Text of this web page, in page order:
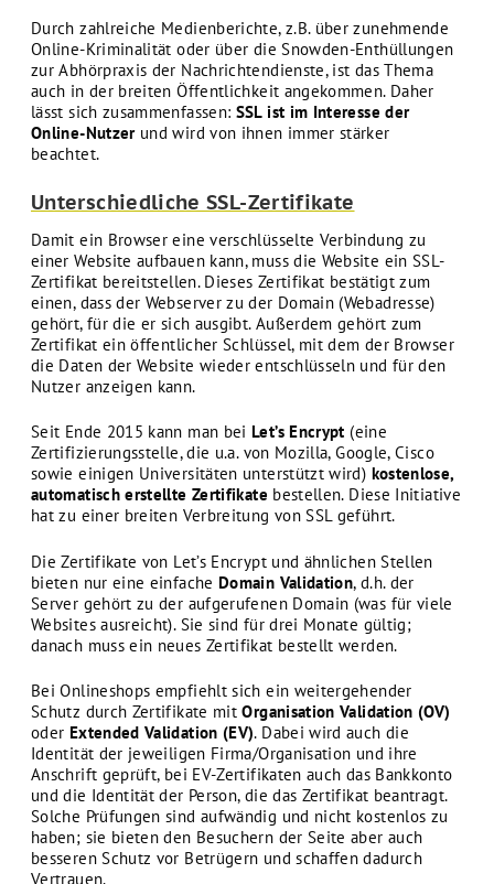
Durch zahlreiche Medienberichte, z.B. über zunehmende
Online-Kriminalität oder über die Snowden-Enthüllungen
zur Abhörpraxis der Nachrichtendienste, ist das Thema
auch in der breiten Öffentlichkeit angekommen. Daher
lässt sich zusammenfassen: SSL ist im Interesse der
Online-Nutzerund wird von ihnen immer stärker
beachtet.
Unterschiedliche SSL-Zertifikate
Damit ein Browser eine verschlüsselte Verbindung zu
einer Website aufbauen kann, muss die Website ein SSL-
Zertifikat bereitstellen. Dieses Zertifikat bestätigt zum
einen, dass der Webserver zu der Domain (Webadresse)
gehört, für die er sich ausgibt. Außerdem gehört zum
Zertifikat ein öffentlicher Schlüssel, mit dem der Browser
die Daten der Website wieder entschlüsseln und für den
Nutzer anzeigen kann.
Seit Ende 2015 kann man beiLet’s Encrypt (eine
Zertifizierungsstelle, die u.a. von Mozilla, Google, Cisco
sowie einigen Universitäten unterstützt wird) kostenlose,
automatisch erstellte Zertifikate bestellen. Diese Initiative
hat zu einer breiten Verbreitung von SSL geführt.
Die Zertifikate von Let’s Encrypt und ähnlichen Stellen
bieten nur eine einfache Domain Validation, d.h. der
Server gehört zu der aufgerufenen Domain (was für viele
Websites ausreicht). Sie sind für drei Monate gültig;
danach muss ein neues Zertifikat bestellt werden.
Bei Onlineshops empfiehlt sich ein weitergehender
Schutz durch Zertifikate mitOrganisation Validation (OV)
oder Extended Validation (EV). Dabei wird auch die
Identität der jeweiligen Firma/Organisation und ihre
Anschrift geprüft, bei EV-Zertifikaten auch das Bankkonto
und die Identität der Person, die das Zertifikat beantragt.
Solche Prüfungen sind aufwändig und nicht kostenlos zu
haben; sie bieten den Besuchern der Seite aber auch
besseren Schutz vor Betrügern und schaffen dadurch
Vertrauen.